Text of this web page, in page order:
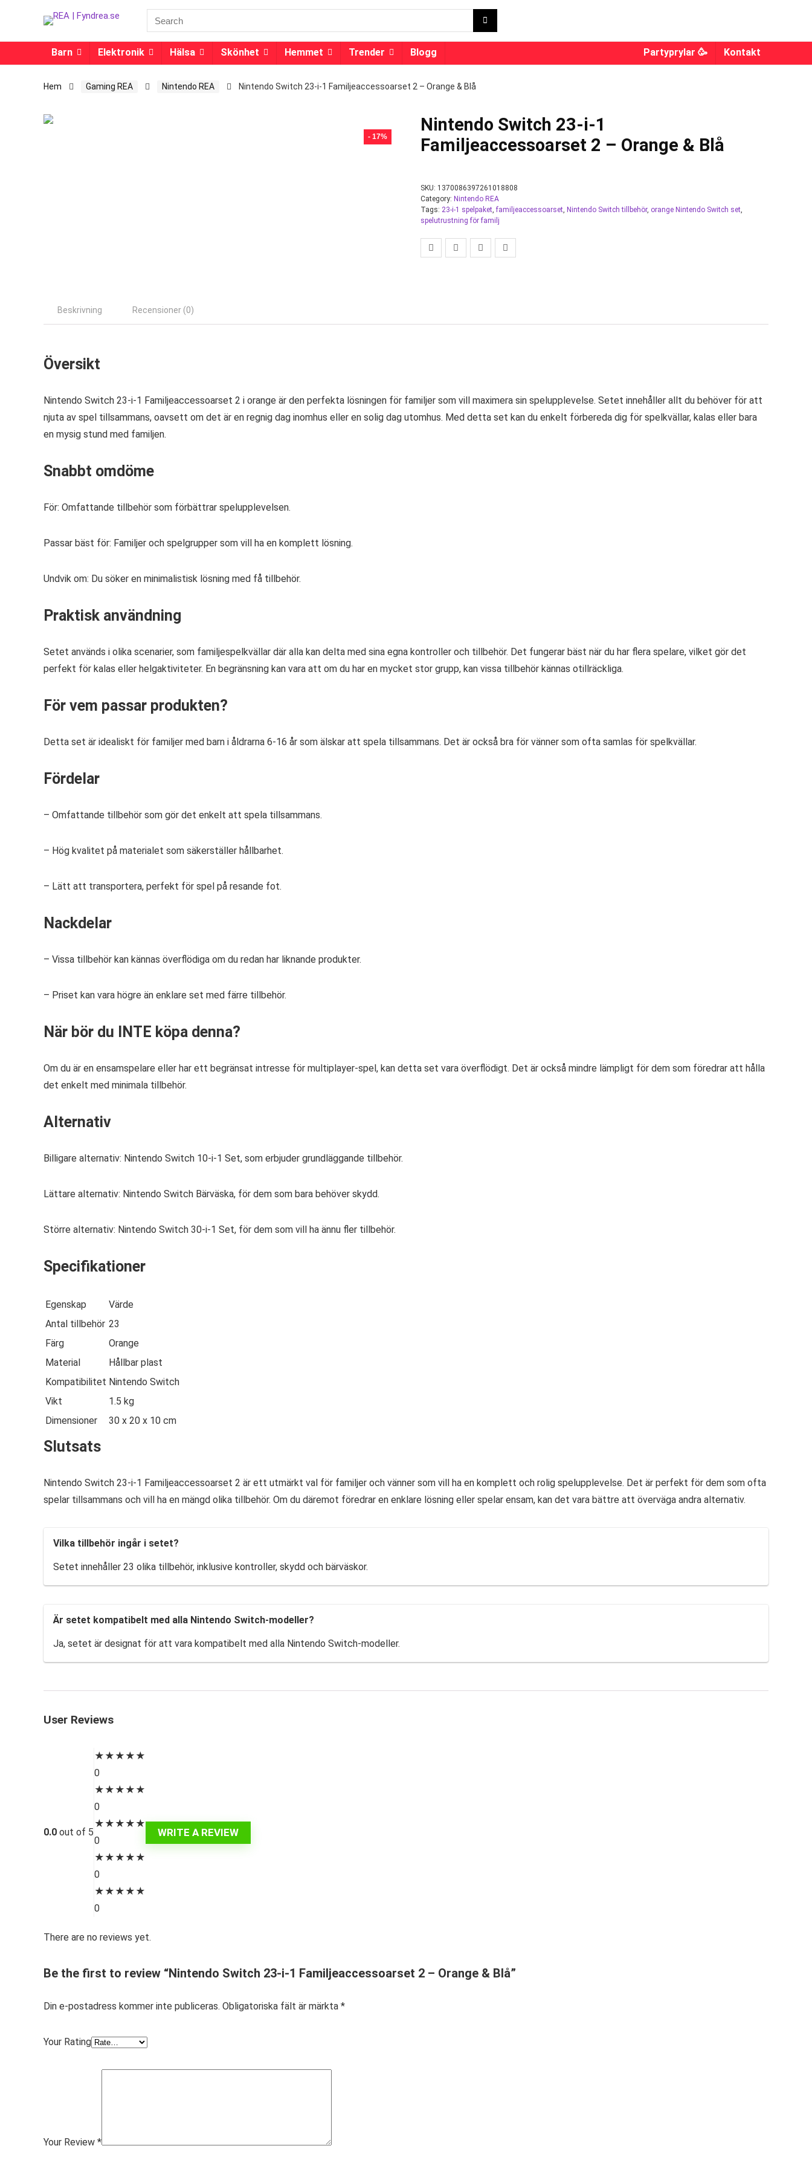
Barn Elektronik Hälsa Skönhet Hemmet Trender Blogg Partyprylar 🥳 Kontakt
Hem Gaming REA Nintendo REA Nintendo Switch 23-i-1 Familjeaccessoarset 2 – Orange & Blå
- 17%
Nintendo Switch 23-i-1
Familjeaccessoarset 2 – Orange & Blå
SKU: 1370086397261018808
Category: Nintendo REA
Tags: 23-i-1 spelpaket,familjeaccessoarset, Nintendo Switch tillbehör, orange Nintendo Switch set,
spelutrustning för familj
Beskrivning Recensioner (0)
Översikt
Nintendo Switch 23-i-1 Familjeaccessoarset 2 i orange är den perfekta lösningen för familjer som vill maximera sin spelupplevelse. Setet innehåller allt du behöver för att
njuta av spel tillsammans, oavsett om det är en regnig dag inomhus eller en solig dag utomhus. Med detta set kan du enkelt förbereda dig för spelkvällar, kalas eller bara
en mysig stund med familjen.
Snabbt omdöme
För: Omfattande tillbehör som förbättrar spelupplevelsen.
Passar bäst för: Familjer och spelgrupper som vill ha en komplett lösning.
Undvik om: Du söker en minimalistisk lösning med få tillbehör.
Praktisk användning
Setet används i olika scenarier, som familjespelkvällar där alla kan delta med sina egna kontroller och tillbehör. Det fungerar bäst när du har flera spelare, vilket gör det
perfekt för kalas eller helgaktiviteter. En begränsning kan vara att om du har en mycket stor grupp, kan vissa tillbehör kännas otillräckliga.
För vem passar produkten?
Detta set är idealiskt för familjer med barn i åldrarna 6-16 år som älskar att spela tillsammans. Det är också bra för vänner som ofta samlas för spelkvällar.
Fördelar
– Omfattande tillbehör som gör det enkelt att spela tillsammans.
– Hög kvalitet på materialet som säkerställer hållbarhet.
– Lätt att transportera, perfekt för spel på resande fot.
Nackdelar
– Vissa tillbehör kan kännas överflödiga om du redan har liknande produkter.
– Priset kan vara högre än enklare set med färre tillbehör.
När bör du INTE köpa denna?
Om du är en ensamspelare eller har ett begränsat intresse för multiplayer-spel, kan detta set vara överflödigt. Det är också mindre lämpligt för dem som föredrar att hålla
det enkelt med minimala tillbehör.
Alternativ
Billigare alternativ: Nintendo Switch 10-i-1 Set, som erbjuder grundläggande tillbehör.
Lättare alternativ: Nintendo Switch Bärväska, för dem som bara behöver skydd.
Större alternativ: Nintendo Switch 30-i-1 Set, för dem som vill ha ännu fler tillbehör.
Specifikationer
Egenskap
Värde
Antal tillbehör 23
Färg
Orange
Material
Hållbar plast
Kompatibilitet Nintendo Switch
Vikt
1.5 kg
Dimensioner
30 x 20 x 10 cm
Slutsats
Nintendo Switch 23-i-1 Familjeaccessoarset 2 är ett utmärkt val för familjer och vänner som vill ha en komplett och rolig spelupplevelse. Det är perfekt för dem som ofta
spelar tillsammans och vill ha en mängd olika tillbehör. Om du däremot föredrar en enklare lösning eller spelar ensam, kan det vara bättre att överväga andra alternativ.
Vilka tillbehör ingår i setet?
Setet innehåller 23 olika tillbehör, inklusive kontroller, skydd och bärväskor.
Är setet kompatibelt med alla Nintendo Switch-modeller?
Ja, setet är designat för att vara kompatibelt med alla Nintendo Switch-modeller.
User Reviews
0.0 out of 5
★ ★ ★ ★ ★
0
★ ★ ★ ★ ★
0
★ ★ ★ ★ ★
0
★ ★ ★ ★ ★
0
★ ★ ★ ★ ★
0
WRITE A REVIEW
There are no reviews yet.
Be the first to review “Nintendo Switch 23-i-1 Familjeaccessoarset 2 – Orange & Blå”
Din e-postadress kommer inte publiceras. Obligatoriska fält är märkta *
Your Rating
Your Review *